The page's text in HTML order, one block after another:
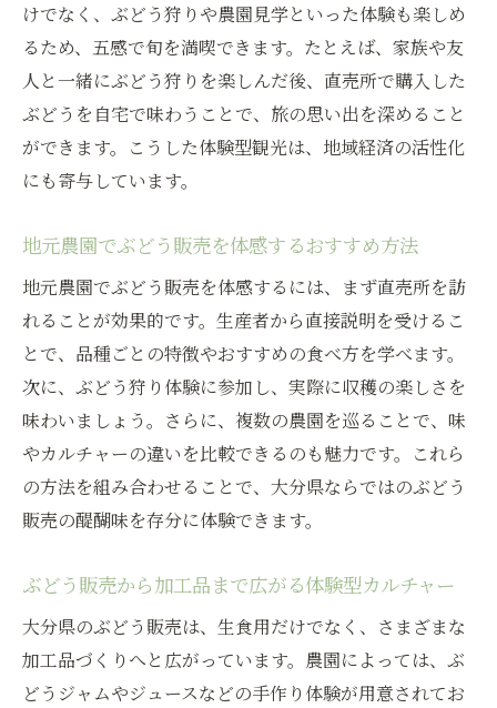
大分のぶどう文化を深く知る体験ポイント
ぶどう販売を通して学ぶ大分のカルチャー
大分のぶどう販売と伝統文化体験の魅力
地元のぶどう販売で文化を体感する方法
ぶどう販売から広がる大分の地域交流
ぶどう販売をきっかけに知る地元の魅力
けでなく、ぶどう狩りや農園見学といった体験も楽しめ
るため、五感で旬を満喫できます。たとえば、家族や友
人と一緒にぶどう狩りを楽しんだ後、直売所で購入した
ぶどうを自宅で味わうことで、旅の思い出を深めること
ができます。こうした体験型観光は、地域経済の活性化
にも寄与しています。
地元農園でぶどう販売を体感するおすすめ方法
地元農園でぶどう販売を体感するには、まず直売所を訪
れることが効果的です。生産者から直接説明を受けるこ
とで、品種ごとの特徴やおすすめの食べ方を学べます。
次に、ぶどう狩り体験に参加し、実際に収穫の楽しさを
味わいましょう。さらに、複数の農園を巡ることで、味
やカルチャーの違いを比較できるのも魅力です。これら
の方法を組み合わせることで、大分県ならではのぶどう
販売の醍醐味を存分に体験できます。
ぶどう販売から加工品まで広がる体験型カルチャー
大分県のぶどう販売は、生食用だけでなく、さまざまな
加工品づくりへと広がっています。農園によっては、ぶ
どうジャムやジュースなどの手作り体験が用意されてお